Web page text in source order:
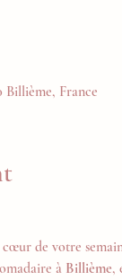
Billième, France
de votre
à Billième,